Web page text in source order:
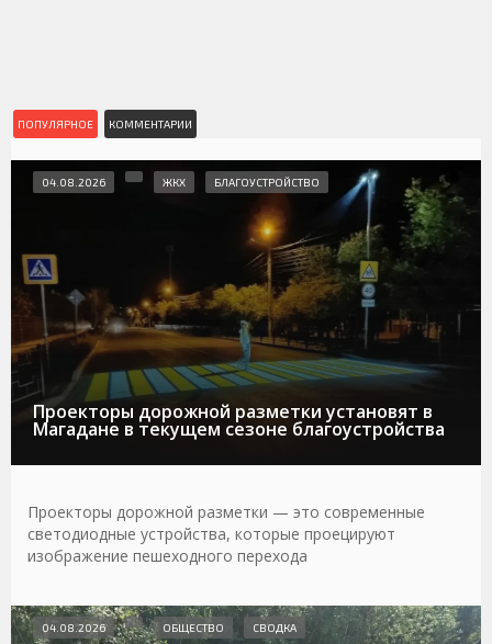
ПОПУЛЯРНОЕ КОММЕНТАРИИ
Проекторы дорожной разметки установят в
Магадане в текущем сезоне благоустройства
04.08.2026 ЖКХ БЛАГОУСТРОЙСТВО
Проекторы дорожной разметки — это современные
светодиодные устройства, которые проецируют
изображение пешеходного перехода
04.08.2026 ОБЩЕСТВО СВОДКА